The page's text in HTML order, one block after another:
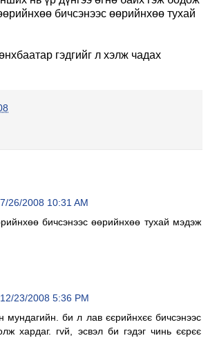
бичсэнээс өөрийнхөө тухай
гэдгийг л хэлж чадах
7/26/2008 10:31 AM
бичсэнээс өөрийнхөө тухай мэдэж
12/23/2008 5:36 PM
мундагийн. би л лав єєрийнхєє бичсэнээс
хардаг. гvй, эсвэл би гэдэг чинь єєрєє